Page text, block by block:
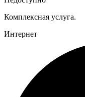
Комплексная услуга.
Интернет